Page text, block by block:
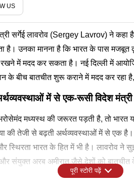
US
सर्गेई लावरोव (Sergey Lavrov) ने कहा
है। उनका मानना है कि भारत के पास
में मदद कर सकता है। नई दिल्ली में
के बीच बातचीत शुरू कराने में मदद कर
में से एक-रूसी विदेश मंत्री
मध्यस्थ की जरूरत पड़ती है, तो भारत
की तेजी से बढ़ती अर्थव्यवस्थाओं में से एक
स्थिरता भारत के हित में भी है। लावरोव
संयुक्त अरब अमीरात जैसे देशों को
पूरी स्टोरी पढ़ें